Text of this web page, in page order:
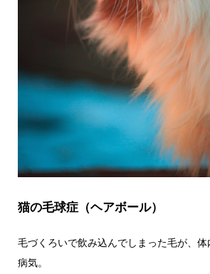
猫の毛球症（ヘアボール）
毛づくろいで飲み込んでしまった毛が、
病気。